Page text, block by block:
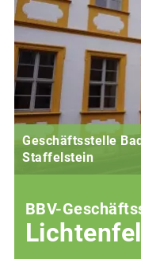
Geschäftsstelle Bad
Staffelstein
BBV-